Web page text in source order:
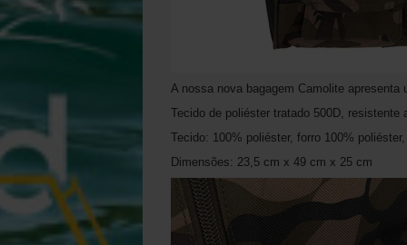
A nossa nova bagagem Camolite
Tecido de poliéster tratado 500D, resistente
Tecido: 100% poliéster, forro 100%
Dimensões: 23,5 cm x 49 cm x 25 cm